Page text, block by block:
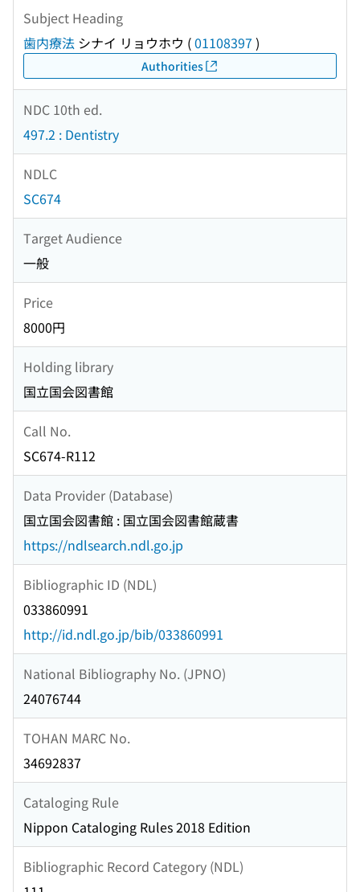
Subject Heading
歯内療法 シナイ リョウホウ (01108397 )
Authorities
NDC 10th ed.
497.2 : Dentistry
NDLC
SC674
Target Audience
一般
Price
8000円
Holding library
国立国会図書館
Call No.
SC674-R112
Data Provider (Database)
国立国会図書館 : 国立国会図書館蔵書
https://ndlsearch.ndl.go.jp
Bibliographic ID (NDL)
033860991
http://id.ndl.go.jp/bib/033860991
National Bibliography No. (JPNO)
24076744
TOHAN MARC No.
34692837
Cataloging Rule
Nippon Cataloging Rules 2018 Edition
Bibliographic Record Category (NDL)